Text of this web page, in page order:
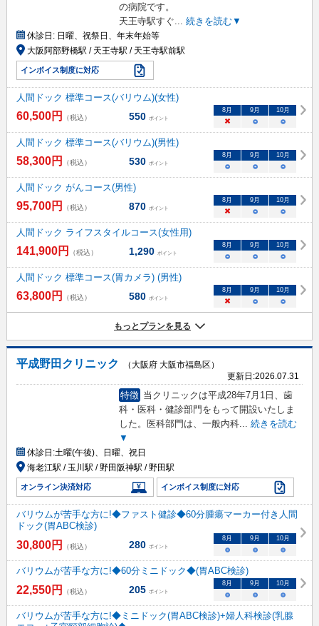
の病院です。
天王寺駅すぐ
続きを読む▼
休診日:日曜、祝祭日、年末年始等
大阪阿部野橋駅 / 天王寺駅 / 天王寺駅前駅
インボイス制度に対応
人間ドック 標準コース(バリウム)(女性)
60,500円 （税込） 550 ポイント
8 月 9 月 10月
× ○ ○
人間ドック 標準コース(バリウム)(男性)
58,300円 （税込） 530 ポイント
8 月 9 月 10月
○ ○ ○
人間ドック がんコース(男性)
95,700円 （税込） 870 ポイント
8 月 9 月 10月
× ○ ○
人間ドック ライフスタイルコース(女性用)
141,900円 （税込） 1,290 ポイント
8 月 9 月 10月
○ ○ ○
人間ドック 標準コース(胃カメラ) (男性)
63,800円 （税込） 580 ポイント
8 月 9 月 10月
× ○ ○
もっとプランを見る
平成野田クリニック
（大阪府 大阪市福島区）
更新日:2026.07.31
特徴 当クリニックは平成28年7月1日、歯
科・医科・健診部門をもって開設いたしま
した。医科部門は、一般内科... 続きを読む
▼
休診日:土曜(午後)、日曜、祝日
海老江駅 / 玉川駅 / 野田阪神駅 / 野田駅
オンライン決済対応 インボイス制度に対応
バリウムが苦手な方に!◆ファスト健診◆60分腫瘍マーカー付き人間
ドック(胃ABC検診)
30,800円 （税込） 280 ポイント
8月 9月 10月
○ ○ ○
バリウムが苦手な方に!◆60分ミニドック◆(胃ABC検診)
22,550円 （税込） 205 ポイント
8月 9月 10月
○ ○ ○
バリウムが苦手な方に!◆ミニドック(胃ABC検診)+婦人科検診(乳腺